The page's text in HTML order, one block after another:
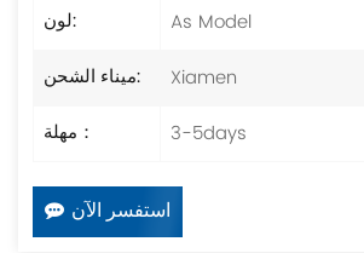
لون:
As Model
ميناء الشحن:
Xiamen
مهلة：
3-5days
استفسر الآن